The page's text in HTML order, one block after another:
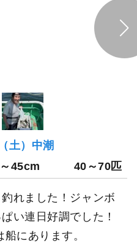
土）中潮
45cm 40～70匹
れました！ジャンボ
い連日好調でした！
にあります。